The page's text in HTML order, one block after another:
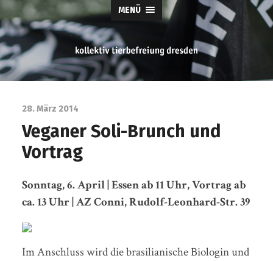
MENÜ
tierbefreiung
28. März 2014
Veganer Soli-Brunch und
Vortrag
Sonntag, 6. April | Essen ab 11 Uhr, Vortrag ab
ca. 13 Uhr | AZ Conni, Rudolf-Leonhard-Str. 39
Im Anschluss wird die brasilianische Biologin und